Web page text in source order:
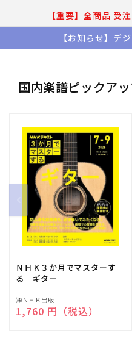
【重要】全商品 受
【お知らせ】デ
国内楽譜ピックア
ＮＨＫ３か月でマスターす
る ギター
販
売
㈱ＮＨＫ出版
通常価格
1,760 円（税込）